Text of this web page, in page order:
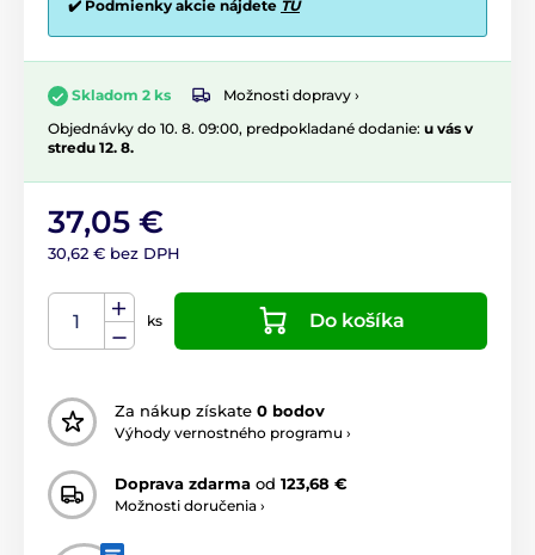
✔️ Podmienky akcie nájdete TU
Skladom 2 ks
Možnosti dopravy ›
Objednávky do 10. 8. 09:00, predpokladané dodanie: u vás v
stredu 12. 8.
37,05 €
30,62 € bez DPH
ks Do košíka
Za nákup získate 0 bodov
Výhody vernostného programu ›
Doprava zdarma od 123,68 €
Možnosti doručenia ›